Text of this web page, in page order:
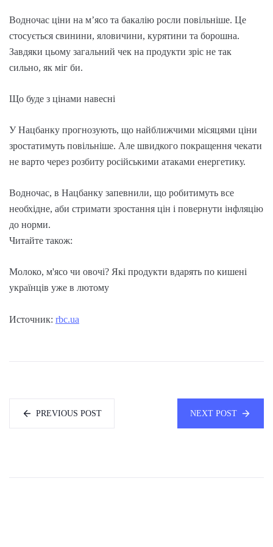
Водночас ціни на м’ясо та бакалію росли повільніше. Це
стосується свинини, яловичини, курятини та борошна.
Завдяки цьому загальний чек на продукти зріс не так
сильно, як міг би.
Що буде з цінами навесні
У Нацбанку прогнозують, що найближчими місяцями ціни
зростатимуть повільніше. Але швидкого покращення чекати
не варто через розбиту російськими атаками енергетику.
Водночас, в Нацбанку запевнили, що робитимуть все
необхідне, аби стримати зростання цін і повернути інфляцію
до норми.
Читайте також:
Молоко, м'ясо чи овочі? Які продукти вдарять по кишені
українців уже в лютому
Источник: rbc.ua
PREVIOUS POST NEXT POST